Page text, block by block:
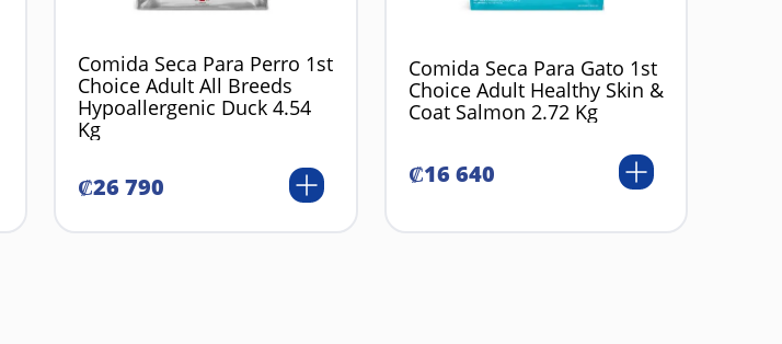
Comida Seca Para Perro 1st
Choice Adult All Breeds
Hypoallergenic Duck 4.54
Kg
₡26 790
Comida Seca Para Gato 1st
Choice Adult Healthy Skin &
Coat Salmon 2.72 Kg
₡16 640